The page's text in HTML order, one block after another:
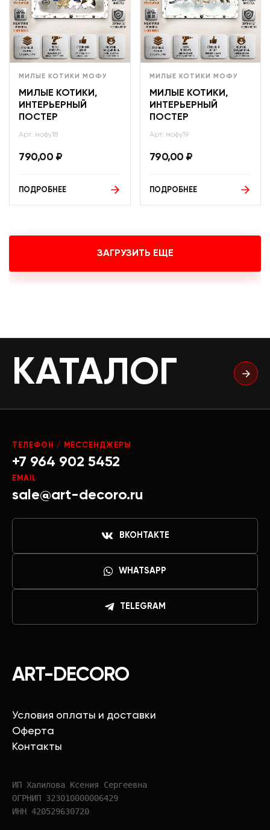
МИЛЫЕ КОТИКИ МОФУ
МИЛЫЕ КОТИКИ,
ИНТЕРЬЕРНЫЙ
ПОСТЕР
Арт: мофу18
790,00 ₽
ПОДРОБНЕЕ
МИЛЫЕ КОТИКИ МОФУ
МИЛЫЕ КОТИКИ,
ИНТЕРЬЕРНЫЙ
ПОСТЕР
Арт: мофу19
790,00 ₽
ПОДРОБНЕЕ
ЗАГРУЗИТЬ ЕЩЕ
КАТАЛОГ
ART-DECORO
Условия оплаты и доставки
Оферта
Контакты
ИП Халилова Ксения Сергеевна
ОГРНИП 323010000006429
ИНН 420529630720
ТЕЛЕФОН / МЕССЕНДЖЕРЫ
+7 964 902 5452
EMAIL
sale@art-decoro.ru
ВКОНТАКТЕ
WHATSAPP
TELEGRAM